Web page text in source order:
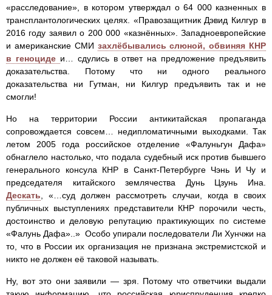
«расследование», в котором утверждал о 64 000 казненных в
трансплантологических целях. «Правозащитник Дэвид Килгур в
2016 году заявил о 200 000 «казнённых». Западноевропейские
и американские СМИ захлёбывались слюной, обвиняя КНР
в геноциде и… сдулись в ответ на предложение предъявить
доказательства. Потому что ни одного реального
доказательства ни Гутман, ни Килгур предъявить так и не
смогли!
Но на территории России антикитайская пропаганда
сопровождается совсем… недипломатичными выходками. Так
летом 2005 года российское отделение «Фалуньгун Дафа»
обнаглело настолько, что подала судебный иск против бывшего
генерального консула КНР в Санкт-Петербурге Чэнь И Чу и
председателя китайского землячества Дунь Цзунь Ина.
Дескать , «…суд должен рассмотреть случаи, когда в своих
публичных выступлениях представители КНР порочили честь,
достоинство и деловую репутацию практикующих по системе
«Фалунь Дафа»..» Особо упирали последователи Ли Хунчжи на
то, что в России их организация не признана экстремистской и
никто не должен её таковой называть.
Ну, вот это они заявили — зря. Потому что ответчики выдали